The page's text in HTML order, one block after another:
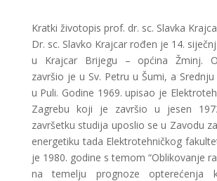
Kratki životopis prof. dr. sc. Slavka
Dr. sc. Slavko Krajcar rođen je 14.
u Krajcar Brijegu – općina Žminj.
završio je u Sv. Petru u Šumi, a
u Puli. Godine 1969. upisao je
Zagrebu koji je završio u jesen
završetku studija uposlio se u Zavodu
energetiku tada Elektrotehničkog
je 1980. godine s temom “Oblikovanje
na temelju prognoze opterećenja